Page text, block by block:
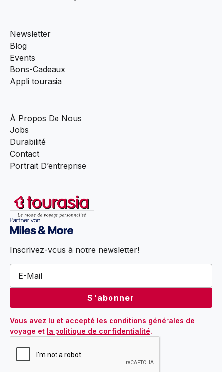
Newsletter
Blog
Events
Bons-Cadeaux
Appli tourasia
À Propos De Nous
Jobs
Durabilité
Contact
Portrait D’entreprise
Inscrivez-vous à notre newsletter!
Vous avez lu et accepté les conditions générales de
voyage et la politique de confidentialité.